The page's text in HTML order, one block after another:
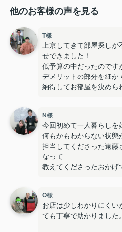
他のお客様の声を見る
T様
上京してきて部屋探し
せできました！
低予算の中だったのです
デメリットの部分を細か
納得してお部屋を決めら
スメです。
N様
今回初めて一人暮らしを
何もかもわからない状態
担当してくださった遠藤
なって
教えてくださったおかげ
こちらの冗談にも笑顔で
予定時間よりも遅くなっ
わらず
O様
お店は少しわかりにくい
ても丁寧で助かりました。